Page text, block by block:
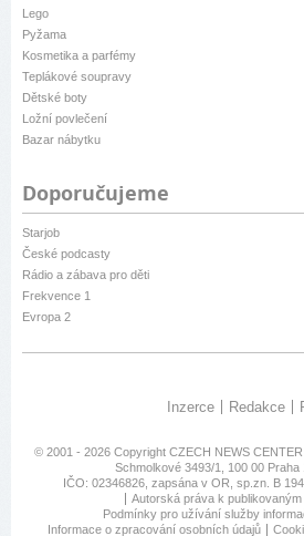
Lego
Pyžama
Kosmetika a parfémy
Teplákové soupravy
Dětské boty
Ložní povlečení
Bazar nábytku
Doporučujeme
Starjob
České podcasty
Rádio a zábava pro děti
Frekvence 1
Evropa 2
Inzerce Redakce
© 2001 - 2026 Copyright CZECH NEWS CENTER
Schmolkové 3493/1, 100 00 Praha
IČO: 02346826, zapsána v OR, sp.zn. B
Autorská práva k publikovaným
Podmínky pro užívání služby
Informace o zpracování osobních údajů